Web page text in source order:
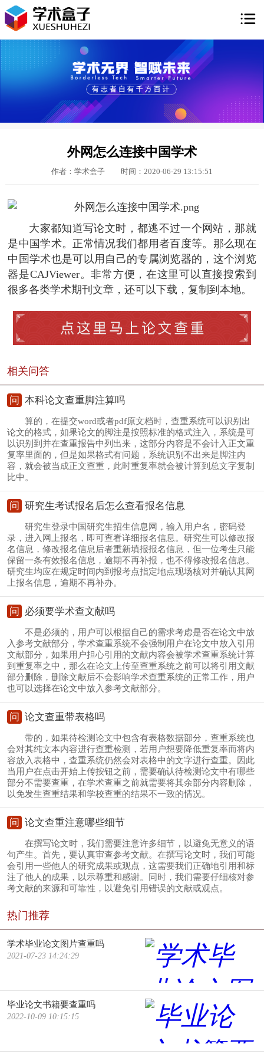

外网怎么连接中国学术
作者：学术盒子 时间：2020-06-29 13:15:51
大家都知道写论文时，都逃不过一个网站，那就
是中国学术。正常情况我们都用者百度等。那么现在
中国学术也是可以用自己的专属浏览器的，这个浏览
器是CAJViewer。非常方便，在这里可以直接搜索到
很多各类学术期刊文章，还可以下载，复制到本地。
相关问答
问 本科论文查重脚注算吗
算的，在提交word或者pdf原文档时，查重系统可以识别出
论文的格式，如果论文的脚注是按照标准的格式注入，系统是可
以识别到并在查重报告中列出来，这部分内容是不会计入正文重
复率里面的，但是如果格式有问题，系统识别不出来是脚注内
容，就会被当成正文查重，此时重复率就会被计算到总文字复制
比中。
问 研究生考试报名后怎么查看报名信息
研究生登录中国研究生招生信息网，输入用户名，密码登
录，进入网上报名，即可查看详细报名信息。研究生可以修改报
名信息，修改报名信息后者重新填报报名信息，但一位考生只能
保留一条有效报名信息，逾期不再补报，也不得修改报名信息。
研究生均应在规定时间内到报考点指定地点现场核对并确认其网
上报名信息，逾期不再补办。
问 必须要学术查文献吗
不是必须的，用户可以根据自己的需求考虑是否在论文中放
入参考文献部分，学术查重系统不会强制用户在论文中放入引用
文献部分，如果用户担心引用的文献内容会被学术查重系统计算
到重复率之中，那么在论文上传至查重系统之前可以将引用文献
部分删除，删除文献后不会影响学术查重系统的正常工作，用户
也可以选择在论文中放入参考文献部分。
问 论文查重带表格吗
带的，如果待检测论文中包含有表格数据部分，查重系统也
会对其纯文本内容进行查重检测，若用户想要降低重复率而将内
容放入表格中，查重系统仍然会对表格中的文字进行查重。因此
当用户在点击开始上传按钮之前，需要确认待检测论文中有哪些
部分不需要查重，在学术查重之前就需要将其余部分内容删除，
以免发生查重结果和学校查重的结果不一致的情况。
问 论文查重注意哪些细节
在撰写论文时，我们需要注意许多细节，以避免无意义的语
句产生。首先，要认真审查参考文献。在撰写论文时，我们可能
会引用一些他人的研究成果或观点，这需要我们正确地引用和标
注了他人的成果，以示尊重和感谢。同时，我们需要仔细核对参
考文献的来源和可靠性，以避免引用错误的文献或观点。
热门推荐
学术毕业论文图片查重吗
2021-07-23 14:24:29
毕业论文书籍要查重吗
2022-10-09 10:15:15